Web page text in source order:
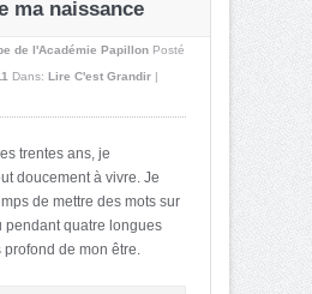
ma naissance
de l'Académie Papillon Posté
Dans: Lire C'est Grandir |
trentes ans, je
doucement à vivre. Je
de mettre des mots sur
pendant quatre longues
de mon être.